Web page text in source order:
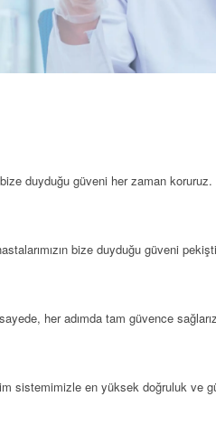
duyduğu güveni her zaman koruruz.
bize duyduğu güveni
her adımda tam güvence
sistemimizle en yüksek doğruluk ve